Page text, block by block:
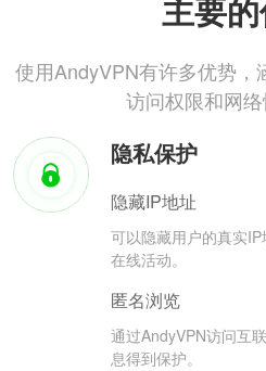
主要
使用AndyVPN有许多优势，
访问权限和网
隐私保护
隐藏IP地址
可以隐藏用户的真实
在线活动。
匿名浏览
通过AndyVPN访问互
息得到保护。